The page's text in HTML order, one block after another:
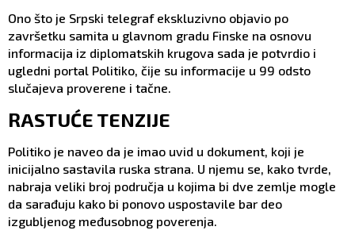
Ono što je Srpski telegraf ekskluzivno objavio po
završetku samita u glavnom gradu Finske na osnovu
informacija iz diplomatskih krugova sada je potvrdio i
ugledni portal Politiko, čije su informacije u 99 odsto
slučajeva proverene i tačne.
RASTUĆE TENZIJE
Politiko je naveo da je imao uvid u dokument, koji je
inicijalno sastavila ruska strana. U njemu se, kako tvrde,
nabraja veliki broj područja u kojima bi dve zemlje mogle
da sarađuju kako bi ponovo uspostavile bar deo
izgubljenog međusobnog poverenja.